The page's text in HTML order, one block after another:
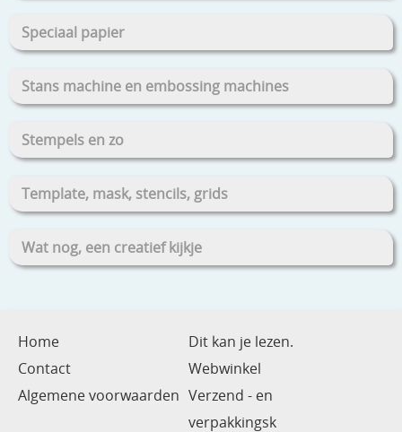
Speciaal papier
Stans machine en embossing machines
Stempels en zo
Template, mask, stencils, grids
Wat nog, een creatief kijkje
Home
Dit kan je lezen.
Contact
Webwinkel
Algemene voorwaarden Verzend - en
verpakkingsk